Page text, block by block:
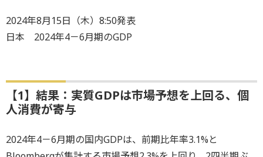
2024年8月15日（木）8:50発表
日本 2024年4－6月期のGDP
【1】結果：実質GDPは市場予想を上回る、個
人消費が寄与
2024年4－6月期の国内GDPは、前期比年率3.1%と